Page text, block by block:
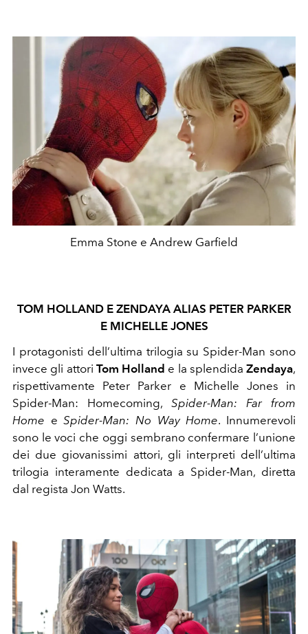
Emma Stone e Andrew Garfield
TOM HOLLAND E ZENDAYA ALIAS PETER PARKER
E MICHELLE JONES
I protagonisti dell’ultima trilogia su Spider-Man sono
invece gli attori Tom Holland e la splendida Zendaya,
rispettivamente Peter Parker e Michelle Jones in
Spider-Man: Homecoming, Spider-Man: Far from
Home eSpider-Man: No Way Home. Innumerevoli
sono le voci che oggi sembrano confermare l’unione
dei due giovanissimi attori, gli interpreti dell’ultima
trilogia interamente dedicata a Spider-Man, diretta
dal regista Jon Watts.